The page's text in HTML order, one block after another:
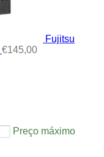
Fujitsu
€145,00
Preço máximo